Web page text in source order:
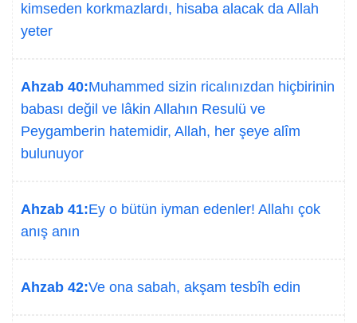
kimseden korkmazlardı, hisaba alacak da Allah
yeter
Ahzab 40:Muhammed sizin ricalınızdan hiçbirinin
babası değil ve lâkin Allahın Resulü ve
Peygamberin hatemidir, Allah, her şeye alîm
bulunuyor
Ahzab 41:Ey o bütün iyman edenler! Allahı çok
anış anın
Ahzab 42:Ve ona sabah, akşam tesbîh edin